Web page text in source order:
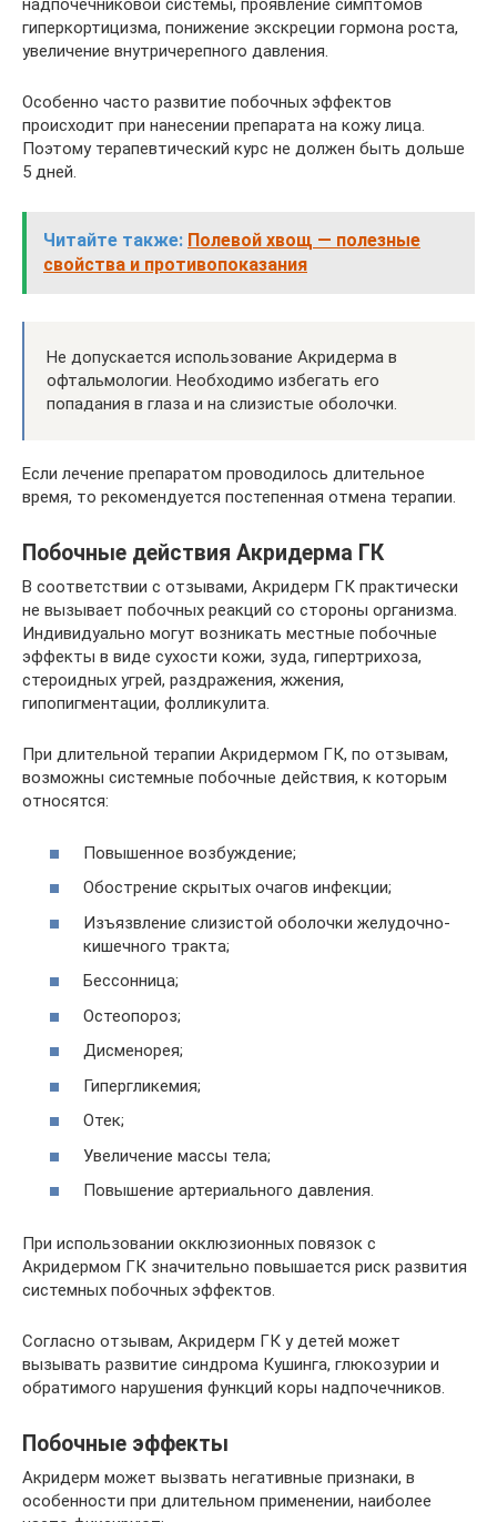
надпочечниковой системы, проявление симптомов
гиперкортицизма, понижение экскреции гормона роста,
увеличение внутричерепного давления.
Особенно часто развитие побочных эффектов
происходит при нанесении препарата на кожу лица.
Поэтому терапевтический курс не должен быть дольше
5 дней.
Читайте также: Полевой хвощ — полезные
свойства и противопоказания
Не допускается использование Акридерма в
офтальмологии. Необходимо избегать его
попадания в глаза и на слизистые оболочки.
Если лечение препаратом проводилось длительное
время, то рекомендуется постепенная отмена терапии.
Побочные действия Акридерма ГК
В соответствии с отзывами, Акридерм ГК практически
не вызывает побочных реакций со стороны организма.
Индивидуально могут возникать местные побочные
эффекты в виде сухости кожи, зуда, гипертрихоза,
стероидных угрей, раздражения, жжения,
гипопигментации, фолликулита.
При длительной терапии Акридермом ГК, по отзывам,
возможны системные побочные действия, к которым
относятся:
Повышенное возбуждение;
Обострение скрытых очагов инфекции;
Изъязвление слизистой оболочки желудочно-
кишечного тракта;
Бессонница;
Остеопороз;
Дисменорея;
Гипергликемия;
Отек;
Увеличение массы тела;
Повышение артериального давления.
При использовании окклюзионных повязок с
Акридермом ГК значительно повышается риск развития
системных побочных эффектов.
Согласно отзывам, Акридерм ГК у детей может
вызывать развитие синдрома Кушинга, глюкозурии и
обратимого нарушения функций коры надпочечников.
Побочные эффекты
Акридерм может вызвать негативные признаки, в
особенности при длительном применении, наиболее